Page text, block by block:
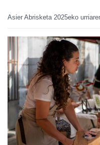
Asier Abrisketa 2025eko